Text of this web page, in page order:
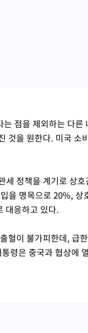
점을 제외하는 다
것을 원한다. 미국
세 정책을 계기로 상
을 명목으로 20%,
대응하고 있다.
혈이 불가피한데, 급
령은 중국과 협상에